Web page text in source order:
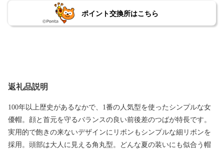
ポイント交換所はこちら
返礼品説明
100年以上歴史があるなかで、1番の人気型を使ったシンプルな女
優帽。顔と首元を守るバランスの良い前後差のつばが特長です。
実用的で飽きの来ないデザインにリボンもシンプルな細リボンを
採用。頭部は大人に見える角丸型。どんな夏の装いにも似合う帽